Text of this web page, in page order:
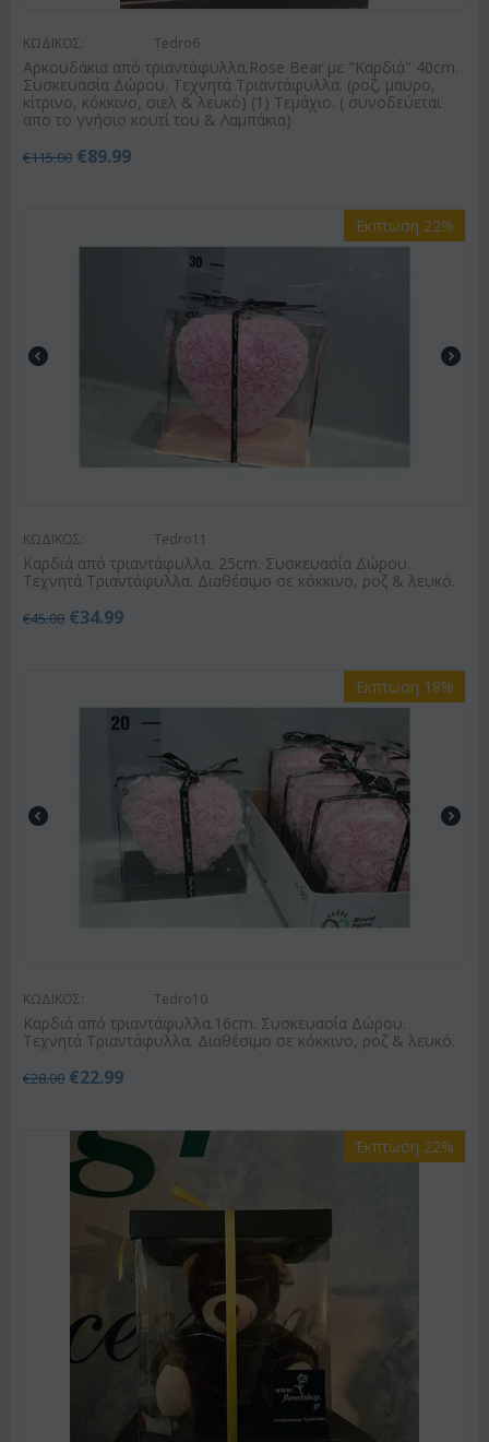
ΚΩΔΙΚΟΣ: Tedro6
Αρκουδάκια από τριαντάφυλλα.Rose Bear με "Καρδιά" 40cm.
Συσκευασία Δώρου. Τεχνητά Τριαντάφυλλα. (ροζ, μαυρο,
κίτρινο, κόκκινο, σιελ & λευκό) (1) Τεμάχιο. ( συνοδεύεται
απο το γνήσιο κουτί του & Λαμπάκια)
€115.00 €89.99
Έκπτωση 22%
ΚΩΔΙΚΟΣ: Tedro11
Καρδιά από τριαντάφυλλα. 25cm. Συσκευασία Δώρου.
Τεχνητά Τριαντάφυλλα. Διαθέσιμο σε κόκκινο, ροζ & λευκό.
€45.00 €34.99
Έκπτωση 18%
ΚΩΔΙΚΟΣ: Tedro10
Καρδιά από τριαντάφυλλα.16cm. Συσκευασία Δώρου.
Τεχνητά Τριαντάφυλλα. Διαθέσιμο σε κόκκινο, ροζ & λευκό.
€28.00 €22.99
Έκπτωση 22%